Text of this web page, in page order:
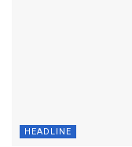
HEADLINE